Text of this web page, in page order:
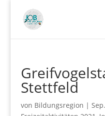
Stettfeld
von Bildungsregion |